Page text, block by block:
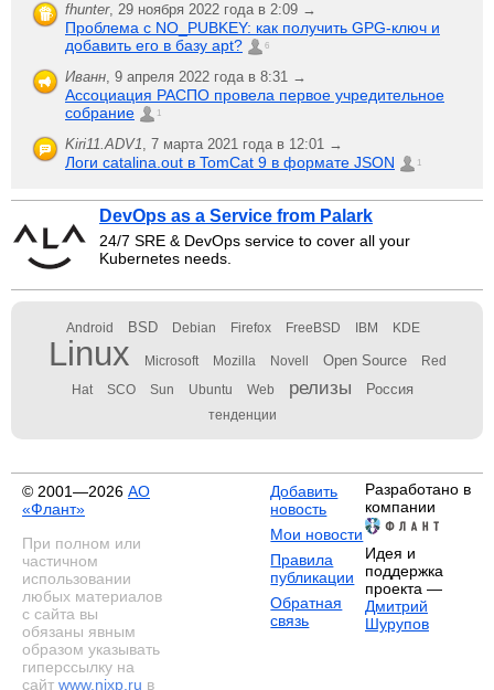
fhunter, 29 ноября 2022 года в 2:09 →
Проблема с NO_PUBKEY: как получить GPG-ключ и
добавить его в базу apt?
6
Иванн, 9 апреля 2022 года в 8:31 →
Ассоциация РАСПО провела первое учредительное
собрание
1
Kiri11.ADV1, 7 марта 2021 года в 12:01 →
Логи catalina.out в TomCat 9 в формате JSON 1
DevOps as a Service from Palark
24/7 SRE & DevOps service to cover all your
Kubernetes needs.
Android BSD Debian Firefox FreeBSD IBM KDE
Linux Microsoft Mozilla Novell Open Source Red
Hat SCO Sun Ubuntu Web релизы Россия
тенденции
© 2001—2026 АО
«Флант»
При полном или
частичном
использовании
любых материалов
с сайта вы
обязаны явным
образом указывать
гиперссылку на
сайт www.nixp.ru в
Добавить
новость
Мои новости
Правила
публикации
Обратная
связь
Разработано в
компании
Идея и
поддержка
проекта —
Дмитрий
Шурупов